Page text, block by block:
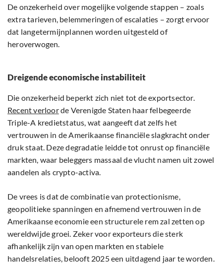
De onzekerheid over mogelijke volgende stappen – zoals
extra tarieven, belemmeringen of escalaties – zorgt ervoor
dat langetermijnplannen worden uitgesteld of
heroverwogen.
Dreigende economische instabiliteit
Die onzekerheid beperkt zich niet tot de exportsector.
Recent verloorde Verenigde Staten haar felbegeerde
Triple-A kredietstatus, wat aangeeft dat zelfs het
vertrouwen in de Amerikaanse financiële slagkracht onder
druk staat. Deze degradatie leidde tot onrust op financiële
markten, waar beleggers massaal de vlucht namen uit zowel
aandelen als crypto-activa.
De vrees is dat de combinatie van protectionisme,
geopolitieke spanningen en afnemend vertrouwen in de
Amerikaanse economie een structurele rem zal zetten op
wereldwijde groei. Zeker voor exporteurs die sterk
afhankelijk zijn van open markten en stabiele
handelsrelaties, belooft 2025 een uitdagend jaar te worden.